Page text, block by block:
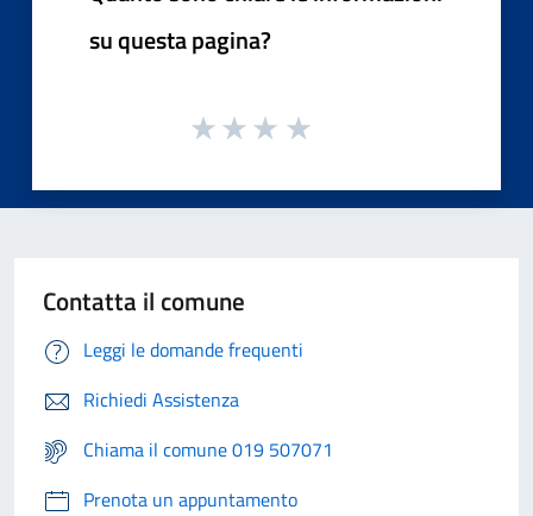
su questa pagina?
Contatta il comune
Leggi le domande frequenti
Richiedi Assistenza
Chiama il comune 019 507071
Prenota un appuntamento